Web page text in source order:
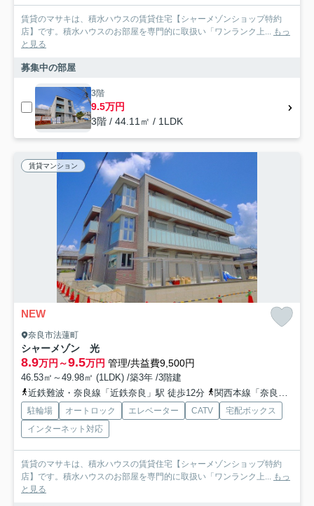
賃貸のマサキは、積水ハウスの賃貸住宅【シャーメゾンショップ特約
店】です。積水ハウスのお部屋を専門的に取扱い「ワンランク上... もっ
と見る
募集中の部屋
3階
9.5万円
3階 / 44.11㎡ / 1LDK
賃貸マンション
NEW
奈良市法蓮町
シャーメゾン 光
8.9万円～9.5万円 管理/共益費9,500円
46.53㎡～49.98㎡ (1LDK) /築3年 /3階建
近鉄難波・奈良線「近鉄奈良」駅 徒歩12分
関西本線「奈良」駅 徒歩23分
駐輪場 オートロック エレベーター CATV
宅配ボックス
インターネット対応
賃貸のマサキは、積水ハウスの賃貸住宅【シャーメゾンショップ特約
店】です。積水ハウスのお部屋を専門的に取扱い「ワンランク上... もっ
と見る